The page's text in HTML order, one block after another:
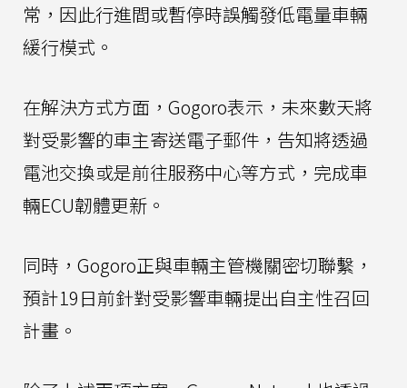
常，因此行進間或暫停時誤觸發低電量車輛
緩行模式。
在解決方式方面，Gogoro表示，未來數天將
對受影響的車主寄送電子郵件，告知將透過
電池交換或是前往服務中心等方式，完成車
輛ECU韌體更新。
同時，Gogoro正與車輛主管機關密切聯繫，
預計19日前針對受影響車輛提出自主性召回
計畫。